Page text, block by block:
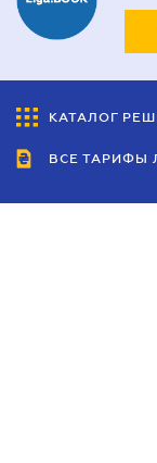
КАТАЛОГ
ВСЕ ТАРИФЫ